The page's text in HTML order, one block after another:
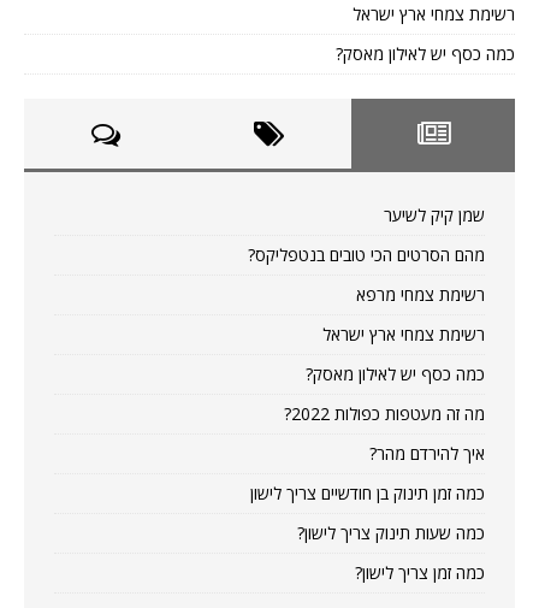
רשימת צמחי ארץ ישראל
כמה כסף יש לאילון מאסק?
שמן קיק לשיער
מהם הסרטים הכי טובים בנטפליקס?
רשימת צמחי מרפא
רשימת צמחי ארץ ישראל
כמה כסף יש לאילון מאסק?
מה זה מעטפות כפולות 2022?
איך להירדם מהר?
כמה זמן תינוק בן חודשיים צריך לישון
כמה שעות תינוק צריך לישון?
כמה זמן צריך לישון?